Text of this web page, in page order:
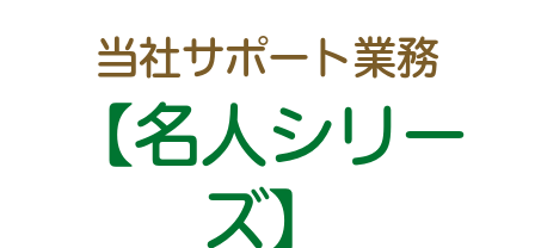
当社サポート業務
【名人シリー
ズ】